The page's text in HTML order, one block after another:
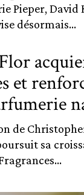
Pieper, David
désormais...
et
de
sa